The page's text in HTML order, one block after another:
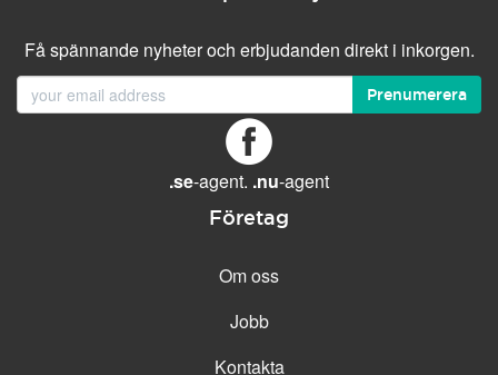
Få spännande nyheter och erbjudanden direkt i inkorgen.
Prenumerera
.se-agent. .nu-agent
Företag
Om oss
Jobb
Kontakta